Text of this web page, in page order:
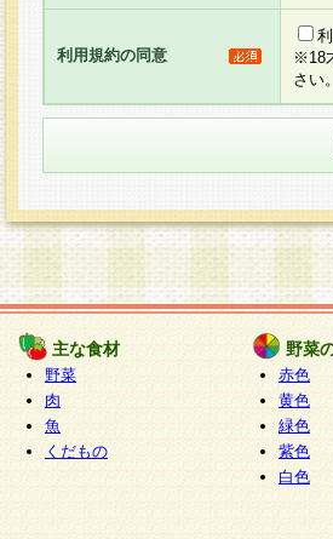
りま す。
3.当社は、会員の事前の承
方 法・手段にて、本規約
きるものとします。改定
に掲示したときに、その
てその効力を生じるものと
4.本規約は、会員登録希望
の当社による会員登録の
たものとみなされ、会員
5.当社がお聞きする個人情
で提 供いただいたものと
自らの個人情報の提供を
をお預かりいたしません
商品やサービス等をご利
了承ください。
利用規約の同意
※18
さい。
主な食材
野菜
肉
魚
くだもの
野菜
赤色
黄色
緑色
紫色
白色